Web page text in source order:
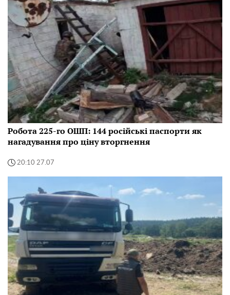
Робота 225-го ОШП: 144 російські паспорти як
нагадування про ціну вторгнення
20:10 27.07